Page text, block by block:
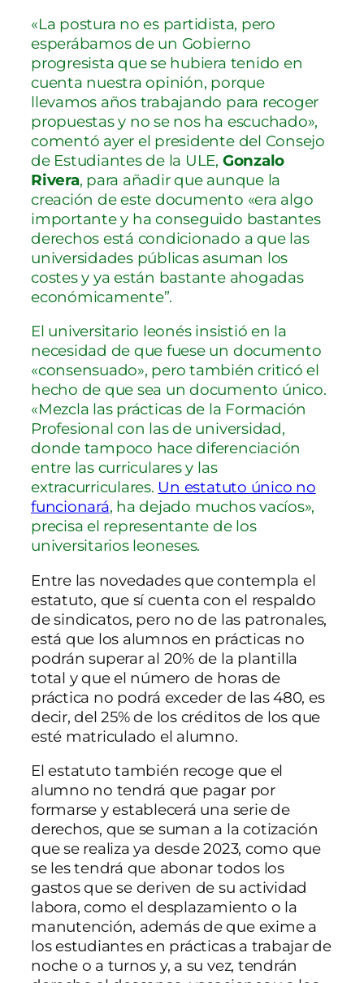
«La postura no es partidista, pero
esperábamos de un Gobierno
progresista que se hubiera tenido en
cuenta nuestra opinión, porque
llevamos años trabajando para recoger
propuestas y no se nos ha escuchado»,
comentó ayer el presidente del Consejo
de Estudiantes de la ULE, Gonzalo
Rivera, para añadir que aunque la
creación de este documento «era algo
importante y ha conseguido bastantes
derechos está condicionado a que las
universidades públicas asuman los
costes y ya están bastante ahogadas
económicamente”.
El universitario leonés insistió en la
necesidad de que fuese un documento
«consensuado», pero también criticó el
hecho de que sea un documento único.
«Mezcla las prácticas de la Formación
Profesional con las de universidad,
donde tampoco hace diferenciación
entre las curriculares y las
extracurriculares. Un estatuto único no
funcionará, ha dejado muchos vacíos»,
precisa el representante de los
universitarios leoneses.
Entre las novedades que contempla el
estatuto, que sí cuenta con el respaldo
de sindicatos, pero no de las patronales,
está que los alumnos en prácticas no
podrán superar al 20% de la plantilla
total y que el número de horas de
práctica no podrá exceder de las 480, es
decir, del 25% de los créditos de los que
esté matriculado el alumno.
El estatuto también recoge que el
alumno no tendrá que pagar por
formarse y establecerá una serie de
derechos, que se suman a la cotización
que se realiza ya desde 2023, como que
se les tendrá que abonar todos los
gastos que se deriven de su actividad
labora, como el desplazamiento o la
manutención, además de que exime a
los estudiantes en prácticas a trabajar de
noche o a turnos y, a su vez, tendrán